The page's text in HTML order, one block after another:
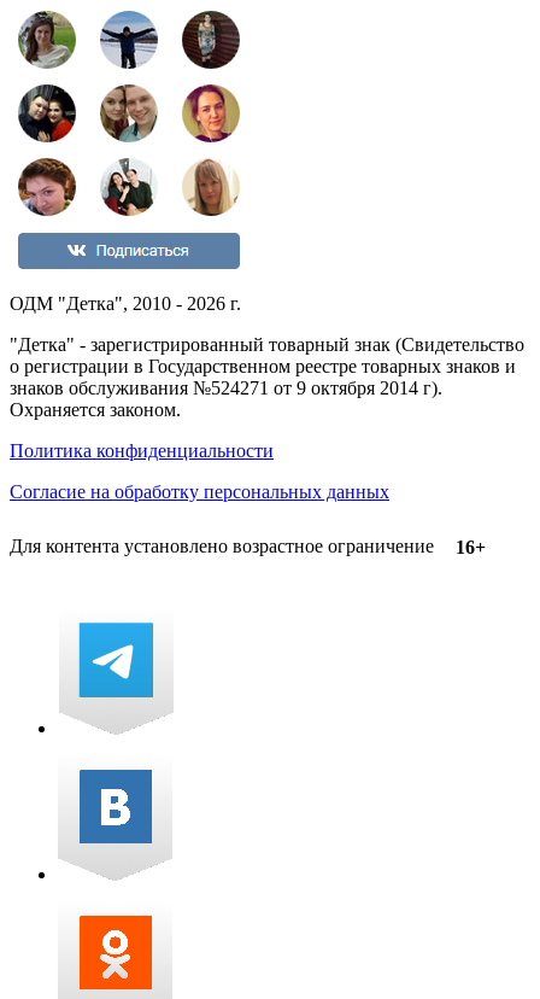
ОДМ "Детка", 2010 - 2026 г.
"Детка" - зарегистрированный товарный знак (Свидетельство
о регистрации в Государственном реестре товарных знаков и
знаков обслуживания №524271 от 9 октября 2014 г).
Охраняется законом.
Политика конфиденциальности
Согласие на обработку персональных данных
Для контента установлено возрастное ограничение 16+